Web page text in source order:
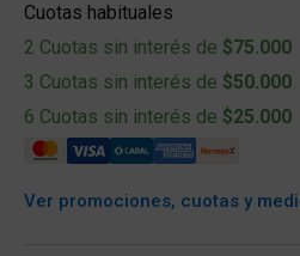
Cuotas habituales
2 Cuotas sin interés de $75.000
3 Cuotas sin interés de $50.000
6 Cuotas sin interés de $25.000
Ver promociones, cuotas y